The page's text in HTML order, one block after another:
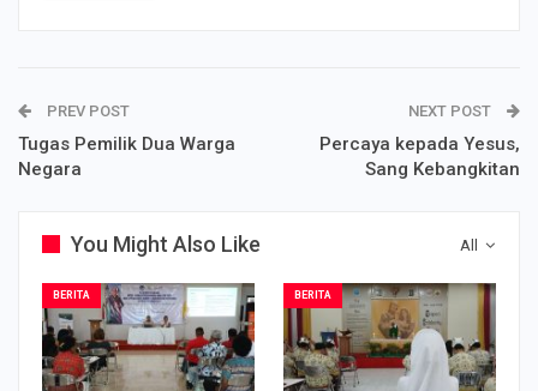
PREV POST
Tugas Pemilik Dua Warga
Negara
NEXT POST
Percaya kepada Yesus,
Sang Kebangkitan
All
You Might Also Like
BERITA BERITA